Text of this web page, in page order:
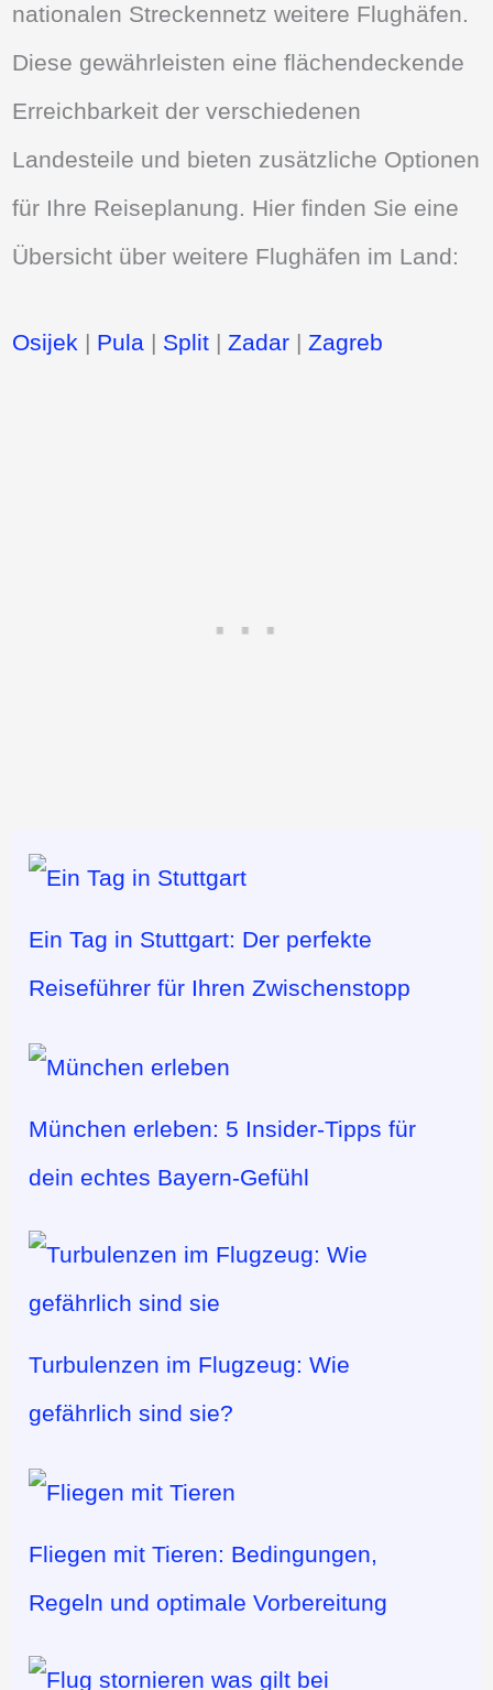
nationalen Streckennetz weitere Flughäfen.
Diese gewährleisten eine flächendeckende
Erreichbarkeit der verschiedenen
Landesteile und bieten zusätzliche Optionen
für Ihre Reiseplanung. Hier finden Sie eine
Übersicht über weitere Flughäfen im Land:
Osijek | Pula | Split |Zadar |Zagreb
Ein Tag in Stuttgart: Der perfekte
Reiseführer für Ihren Zwischenstopp
München erleben: 5 Insider-Tipps für
dein echtes Bayern-Gefühl
Turbulenzen im Flugzeug: Wie
gefährlich sind sie?
Fliegen mit Tieren: Bedingungen,
Regeln und optimale Vorbereitung